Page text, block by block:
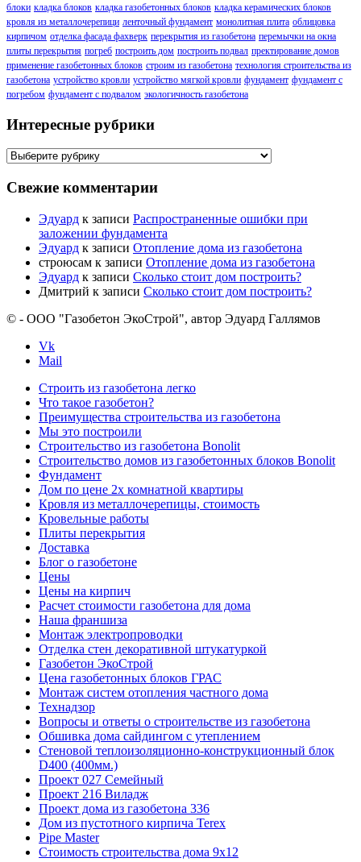
блоки кладка блоков кладка газобетонных блоков кладка керамических блоков
кровля из металлочерепици ленточный фундамент монолитная плита облицовка
кирпичом отделка фасада фахверк перекрытия из газобетона перемычки на окна
плиты перекрытия погреб построить дом построить подвал пректирование домов
применение газобетонных блоков строим из газобетона технология строительства из
газобетона устройство кровли устройство мягкой кровли фундамент фундамент с
погребом фундамент с подвалом экологичность газобетона
Интересные рубрики
Интересные
Свежие комментарии
Эдуард к записи Распространенные ошибки при
заложении фундамента
Эдуард к записи Отопление дома из газобетона
строюсам к записи Отопление дома из газобетона
Эдуард к записи Сколько стоит дом построить?
Дмитрий к записи Сколько стоит дом построить?
© - ООО "Газобетон ЭкоСтрой", автор Эдуард Галлямов
Vk
Mail
Строить из газобетона легко
Что такое газобетон?
Преимущества строительства из газобетона
Мы это построили
Строительство из газобетона Bonolit
Строительство домов из газобетонных блоков Bonolit
Фундамент
Дом по цене 2х комнатной квартиры
Кровля из металлочерепицы, стоимость
Кровельные работы
Плиты перекрытия
Доставка
Блог о газобетоне
Цены
Цены на кирпич
Расчет стоимости газобетона для дома
Наша франшиза
Монтаж электропроводки
Отделка стен декоративной штукатуркой
Газобетон ЭкоСтрой
Цена газобетонных блоков ГРАС
Монтаж систем отопления частного дома
Технадзор
Вопросы и ответы о строительстве из газобетона
Обшивка дома сайдингом с утеплением
Стеновой теплоизоляционно-конструкционный блок
D400 (400мм.)
Проект 027 Семейный
Проект 216 Виладж
Проект дома из газобетона 336
Дом из пустотного кирпича Terex
Pipe Master
Стоимость строительства дома 9х12